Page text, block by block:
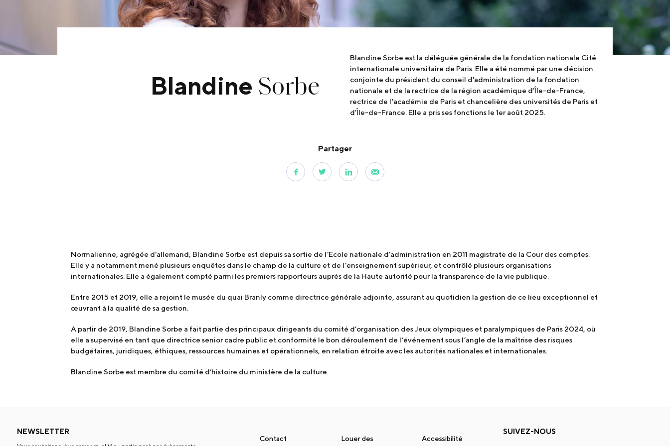
Blandine Sorbe
Blandine Sorbe est la déléguée générale de la fondation nationale Cité
internationale universitaire de Paris. Elle a été nommé par une décision
conjointe du président du conseil d'administration de la fondation
nationale et de la rectrice de la région académique d'Île-de-France,
rectrice de l'académie de Paris et chancelière des universités de Paris et
d'Île-de-France. Elle a pris ses fonctions le 1er août 2025.
Partager
Normalienne, agrégée d’allemand, Blandine Sorbe est depuis sa sortie de l’Ecole nationale d’administration en 2011 magistrate de la Cour des comptes.
Elle y a notamment mené plusieurs enquêtes dans le champ de la culture et de l’enseignement supérieur, et contrôlé plusieurs organisations
internationales. Elle a également compté parmi les premiers rapporteurs auprès de la Haute autorité pour la transparence de la vie publique.
Entre 2015 et 2019, elle a rejoint le musée du quai Branly comme directrice générale adjointe, assurant au quotidien la gestion de ce lieu exceptionnel et
œuvrant à la qualité de sa gestion.
A partir de 2019, Blandine Sorbe a fait partie des principaux dirigeants du comité d’organisation des Jeux olympiques et paralympiques de Paris 2024, où
elle a supervisé en tant que directrice senior cadre public et conformité le bon déroulement de l’événement sous l’angle de la maîtrise des risques
budgétaires, juridiques, éthiques, ressources humaines et opérationnels, en relation étroite avec les autorités nationales et internationales.
Blandine Sorbe est membre du comité d’histoire du ministère de la culture.
NEWSLETTER
Contact
Louer des
Accessibilité
SUIVEZ-NOUS